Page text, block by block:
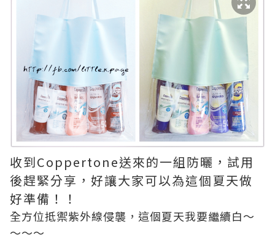
收到Coppertone送來的一組防曬，試用
後趕緊分享，好讓大家可以為這個夏天做
好準備！！
全方位抵禦紫外線侵襲，這個夏天我要繼續白～
～～～